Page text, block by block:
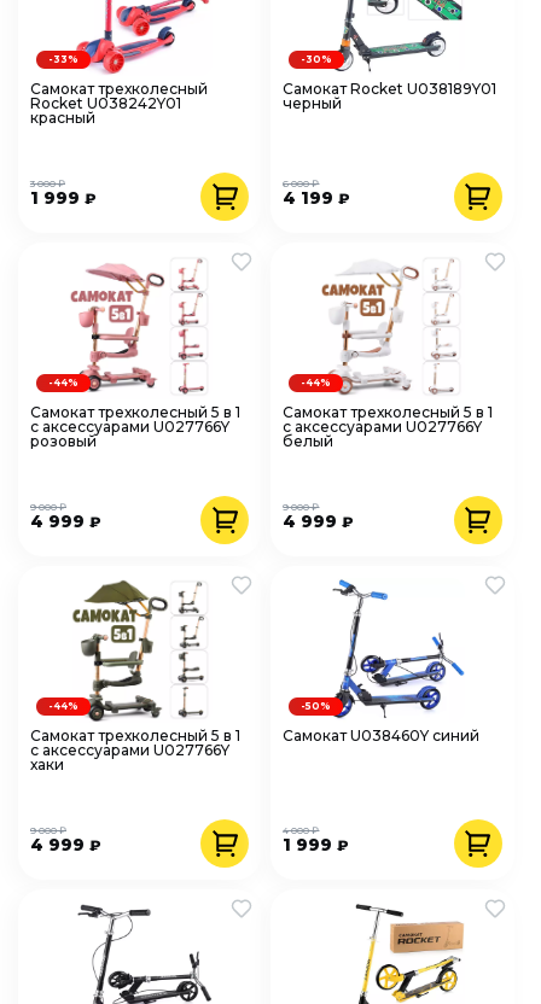
Самокат трехколесный
Rocket U038242Y01
красный
1 999 ₽
3 000 ₽
-33%
Самокат Rocket U038189Y01
черный
4 199₽
6 000 ₽
-30%
Самокат трехколесный 5 в 1
с аксессуарами U027766Y
розовый
4 999 ₽
9 000 ₽
-44%
Самокат трехколесный 5 в 1
с аксессуарами U027766Y
белый
4 999₽
9 000 ₽
-44%
Самокат трехколесный 5 в 1
с аксессуарами U027766Y
хаки
4 999 ₽
9 000 ₽
-44%
Самокат U038460Y синий
1 999₽
4 000 ₽
-50%